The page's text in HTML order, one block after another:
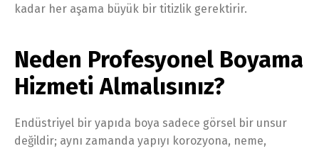
kadar her aşama büyük bir titizlik gerektirir.
Neden Profesyonel Boyama
Hizmeti Almalısınız?
Endüstriyel bir yapıda boya sadece görsel bir unsur
değildir; aynı zamanda yapıyı korozyona, neme,